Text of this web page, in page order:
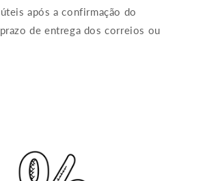
após a confirmação do
de entrega dos correios ou